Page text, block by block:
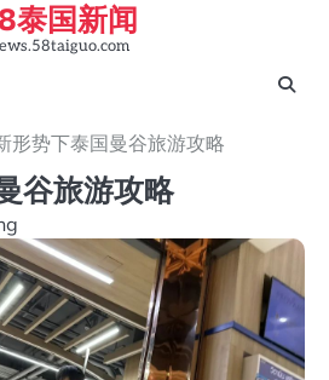
泰国新闻
形势下泰国曼谷旅游攻略
谷旅游攻略